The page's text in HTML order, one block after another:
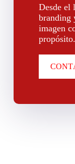
Desde el
branding
imagen
propósito.